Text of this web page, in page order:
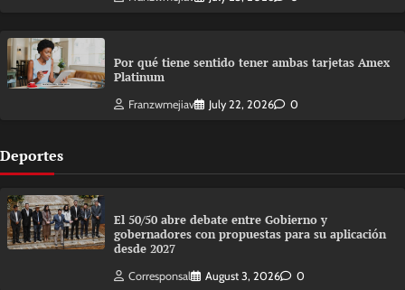
Por qué tiene sentido tener ambas tarjetas Amex
Platinum
Franzwmejiav July 22, 2026 0
Deportes
El 50/50 abre debate entre Gobierno y
gobernadores con propuestas para su aplicación
desde 2027
Corresponsal August 3, 2026 0